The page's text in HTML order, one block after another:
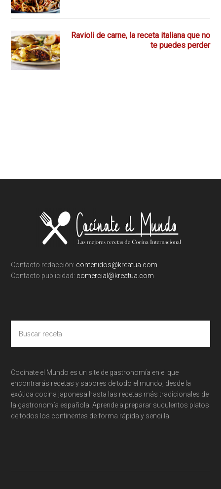
Ravioli de carne, la receta italiana que no
te puedes perder
Footer
Contacto redacción: contenidos@kreatua.com
Contacto publicidad: comercial@kreatua.com
receta
Cocínate el Mundo es un site de gastronomía en el que
encontrarás recetas y sabores de todo el mundo, desde la
exótica cocina japonesa hasta las recetas más tradicionales de
la gastronomía española. Aprende a preparar suculentos platos
de todos los continentes de forma rápida y sencilla.